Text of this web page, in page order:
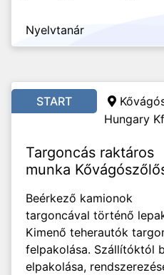
Nyelvtanár
START
Hungary
Targoncás raktáros
munka
Beérkező kamionok
targoncával történő
Kimenő teherautók
felpakolása. Szállítóktól
elpakolása,